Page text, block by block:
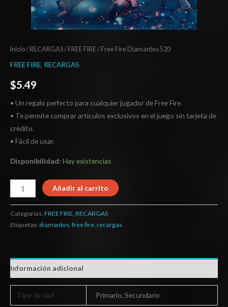
Inicio/ RECARGAS/ FREE FIRE/ Free Fire Diamantes 520
FREE FIRE, RECARGAS
$5.49
• Un regalo perfecto para cualquier jugador de Free Fire.
• Te permite comprar artículos exclusivos en el juego sin tarjeta de
crédito.
• Fácil de usar.
Disponibilidad: Hay existencias
Añadir al carrito
Categorías: FREE FIRE RECARGAS
Etiquetas: diamantes free fire recargas
Información adicional
Tipo de slot Primario, Secundario